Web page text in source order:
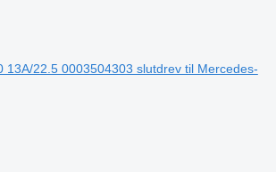
13A/22.5 0003504303 slutdrev til Mercedes-